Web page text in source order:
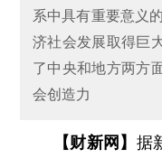
系中具有重要意义
济社会发展取得巨
了中央和地方两方
会创造力
【财新网】 据